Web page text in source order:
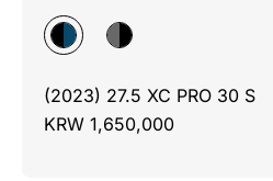
(2023) 27.5 XC PRO 30 S
KRW 1,650,000